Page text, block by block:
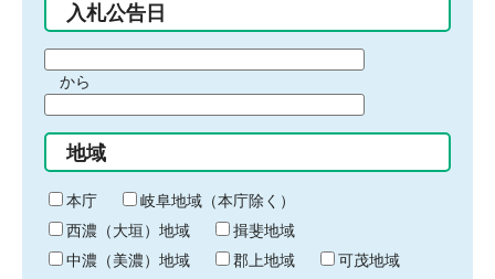
入札公告日
間
始
り
から
間
終
わ
り
地域
本庁
岐阜地域（本庁除く）
西濃（大垣）地域
揖斐地域
中濃（美濃）地域
郡上地域
可茂地域